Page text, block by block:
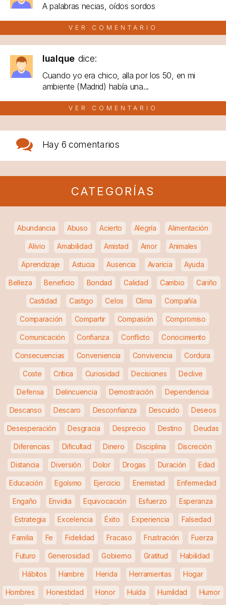
A palabras necias, oídos sordos
VER COMENTARIO
lualque dice:
Cuando yo era chico, alla por los 50, en mi
ambiente (Madrid) había una...
VER COMENTARIO
Hay 6 comentarios
CATEGORÍAS
Abundancia Abuso Acierto Alegría Alimentación
Alivio Amabilidad Amistad Amor Animales
Aprendizaje Astucia Ausencia Avaricia Ayuda
Belleza Beneficio Bondad Calidad Cambio Cariño
Castidad Castigo Celos Clima Compañía
Comparación Compartir Compasión Compromiso
Comunicación Confianza Conflicto Conocimiento
Consecuencias Conveniencia Convivencia Cordura
Coste Crítica Curiosidad Decisiones Declive
Defensa Delincuencia Demostración Dependencia
Descanso Descaro Desconfianza Descuido Deseos
Desesperación Desgracia Desprecio Destino Deudas
Diferencias Dificultad Dinero Disciplina Discreción
Distancia Diversión Dolor Drogas Duración Edad
Educación Egoísmo Ejercicio Enemistad Enfermedad
Engaño Envidia Equivocación Esfuerzo Esperanza
Estrategia Excelencia Éxito Experiencia Falsedad
Familia Fe Fidelidad Fracaso Frustración Fuerza
Futuro Generosidad Gobierno Gratitud Habilidad
Hábitos Hambre Herida Herramientas Hogar
Hombres Honestidad Honor Huída Humildad Humor